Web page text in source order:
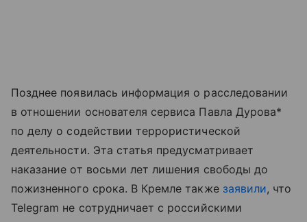
Позднее появилась информация о расследовании
в отношении основателя сервиса Павла Дурова*
по делу о содействии террористической
деятельности. Эта статья предусматривает
наказание от восьми лет лишения свободы до
пожизненного срока. В Кремле также заявили, что
Telegram не сотрудничает с российскими